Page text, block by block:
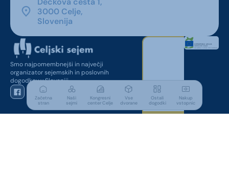
3000 Celje,
Slovenija
Smo najpomembnejši in največji
organizator sejemskih in poslovnih
dogodkov v Sloveniji.
Začetna
stran
Naši
sejmi
Kongresni
center Celje
Vse
dvorane
Ostali
dogodki
Nakup
vstopnic